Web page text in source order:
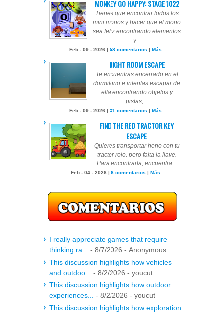
MONKEY GO HAPPY: STAGE 1022
Tienes que encontrar todos los
mini monos y hacer que el mono
sea feliz encontrando elementos
y...
Feb - 09 - 2026 | 58 comentarios | Más
NIGHT ROOM ESCAPE
Te encuentras encerrado en el
dormitorio e intentas escapar de
ella encontrando objetos y
pistas,...
Feb - 09 - 2026 | 31 comentarios | Más
FIND THE RED TRACTOR KEY
ESCAPE
Quieres transportar heno con tu
tractor rojo, pero falta la llave.
Para encontrarla, encuentra...
Feb - 04 - 2026 | 6 comentarios | Más
I really appreciate games that require
thinking ra...
- 8/7/2026 - Anonymous
This discussion highlights how vehicles
and outdoo...
- 8/2/2026 - youcut
This discussion highlights how outdoor
experiences...
- 8/2/2026 - youcut
This discussion highlights how exploration